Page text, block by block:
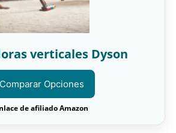
verticales Dyson
Comparar Opciones
de afiliado Amazon